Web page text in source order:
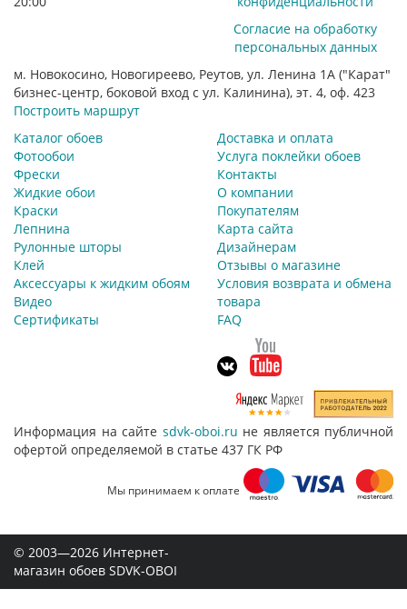
Согласие на обработку
персональных данных
м. Новокосино, Новогиреево, Реутов, ул. Ленина 1А ("Карат"
бизнес-центр, боковой вход с ул. Калинина), эт. 4, оф. 423
Построить маршрут
Каталог обоев
Фотообои
Фрески
Жидкие обои
Краски
Лепнина
Рулонные шторы
Клей
Аксессуары к жидким обоям
Видео
Сертификаты
Доставка и оплата
Услуга поклейки обоев
Контакты
О компании
Покупателям
Карта сайта
Дизайнерам
Отзывы о магазине
Условия возврата и обмена
товара
FAQ
Информация на сайте sdvk-oboi.ru не является публичной
офертой определяемой в статье 437 ГК РФ
Мы принимаем к оплате
© 2003—2026 Интернет-
магазин обоев SDVK-OBOI